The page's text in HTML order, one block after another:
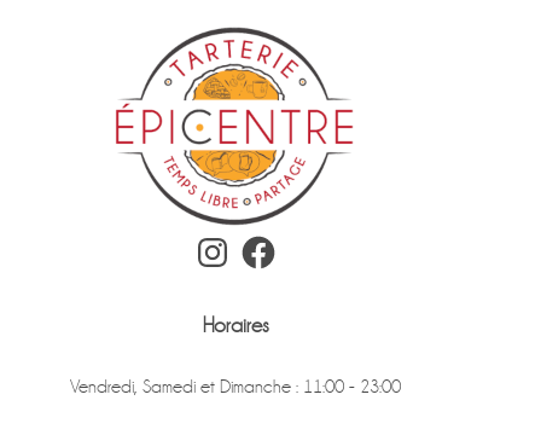
Instagram Facebook
Horaires
Vendredi, Samedi et Dimanche : 11:00 - 23:00